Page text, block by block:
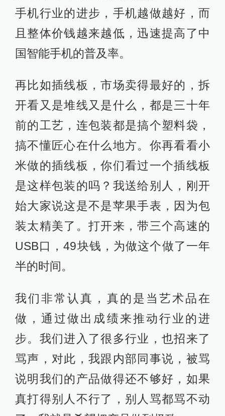
手机行业的进步，手机越做越好，而
且整体价钱越来越低，迅速提高了中
国智能手机的普及率。
再比如插线板，市场卖得最好的，拆
开看又是堆线又是什么，都是三十年
前的工艺，连包装都是搞个塑料袋，
搞不懂匠心在什么地方。你再看看小
米做的插线板，你们看过一个插线板
是这样包装的吗？我送给别人，刚开
始大家说这是不是苹果手表，因为包
装太精美了。打开来，带三个高速的
USB口，49块钱，为做这个做了一年
半的时间。
我们非常认真，真的是当艺术品在
做，通过做出成绩来推动行业的进
步。我们进入了很多行业，也招来了
骂声，对此，我跟内部同事说，被骂
说明我们的产品做得还不够好，如果
真打得别人不行了，别人骂都骂不动